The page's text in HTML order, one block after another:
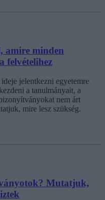
amire minden
felvételihez
jelentkezni egyetemre
a tanulmányait, a
nem árt
mire lesz szükség.
Mutatjuk,